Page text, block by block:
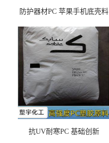
防护器材PC 苹果手机底壳料
之忧
抗UV耐寒PC 基础创新